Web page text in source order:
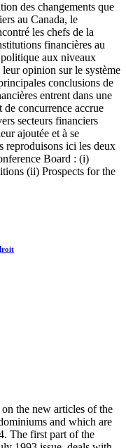
des changements que
au Canada, le
les chefs de la
financières au
aux niveaux
opinion sur le système
conclusions de
entrent dans une
concurrence accrue
secteurs financiers
ajoutée et à se
reproduisons ici les deux
Board : (i)
(ii) Prospects for the
the new articles of the
and which are
The first part of the